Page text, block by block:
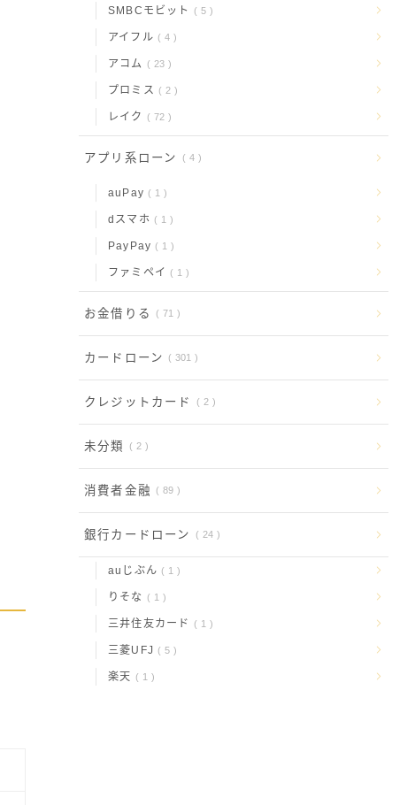
SMBCモビット 5
アイフル 4
アコム 23
プロミス 2
レイク 72
アプリ系ローン 4
auPay 1
dスマホ 1
PayPay 1
ファミペイ 1
お金借りる 71
カードローン 301
クレジットカード 2
未分類 2
消費者金融 89
銀行カードローン 24
auじぶん 1
りそな 1
三井住友カード 1
三菱UFJ 5
楽天 1